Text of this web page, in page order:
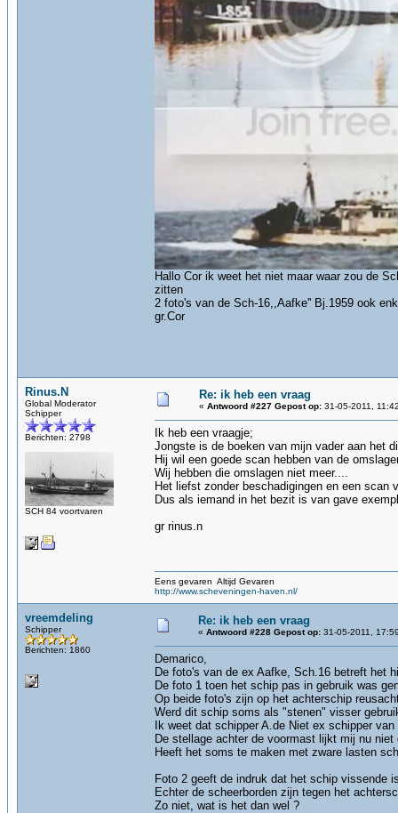
Hallo Cor ik weet het niet maar waar zou de
zitten
2 foto's van de Sch-16,,Aafke'' Bj.1959 ook
gr.Cor
Rinus.N
Global Moderator
Schipper
Berichten: 2798
SCH 84 voortvaren
Re: ik heb een vraag
« Antwoord #227 Gepost op: 31-05-2011,
Ik heb een vraagje;
Jongste is de boeken van mijn vader aan het
Hij wil een goede scan hebben van de
Wij hebben die omslagen niet meer....
Het liefst zonder beschadigingen en een scan
Dus als iemand in het bezit is van gave
gr rinus.n
Eens gevaren Altijd Gevaren
http://www.scheveningen-haven.nl/
vreemdeling
Schipper
Berichten: 1860
Re: ik heb een vraag
« Antwoord #228 Gepost op: 31-05-2011,
Demarico,
De foto's van de ex Aafke, Sch.16 betreft het
De foto 1 toen het schip pas in gebruik was
Op beide foto's zijn op het achterschip
Werd dit schip soms als "stenen" visser
Ik weet dat schipper A.de Niet ex schipper
De stellage achter de voormast lijkt mij nu
Heeft het soms te maken met zware lasten
Foto 2 geeft de indruk dat het schip vissende
Echter de scheerborden zijn tegen het
Zo niet, wat is het dan wel ?